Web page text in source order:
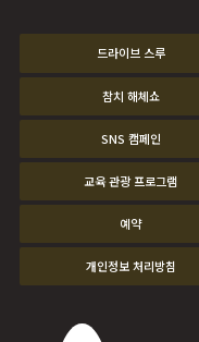
드라이브 스루
참치 해체쇼
SNS 캠페인
교육 관광 프로그램
예약
개인정보 처리방침